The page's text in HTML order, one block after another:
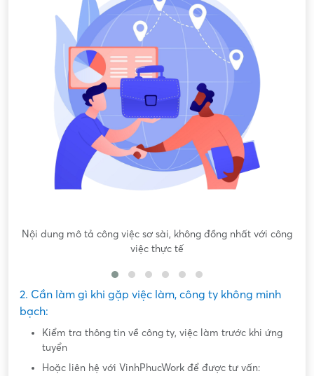
Nội dung mô tả công việc sơ sài, không đồng nhất với công
việc thực tế
2. Cần làm gì khi gặp việc làm, công ty không minh
bạch:
Kiểm tra thông tin về công ty, việc làm trước khi ứng
tuyển
Hoặc liên hệ với VinhPhucWork để được tư vấn: